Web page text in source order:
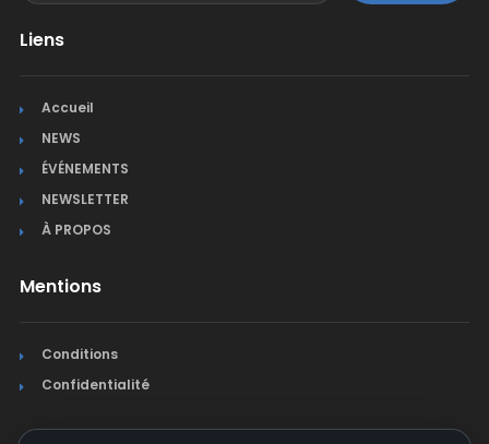
Liens
Accueil
NEWS
ÉVÉNEMENTS
NEWSLETTER
À PROPOS
Mentions
Conditions
Confidentialité